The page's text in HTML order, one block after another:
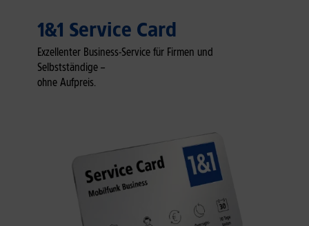
1&1 Service Card
Exzellenter Business-Service für Firmen und
Selbstständige –
ohne Aufpreis.